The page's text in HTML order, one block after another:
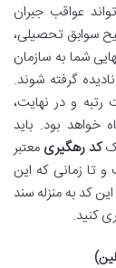
عواقب جبران
سوابق تحصیلی،
شما به سازمان
گرفته شوند.
و در نهایت،
خواهد بود. باید
کد رهگیری معتبر
تا زمانی که این
کد به منزله سند
کنید.